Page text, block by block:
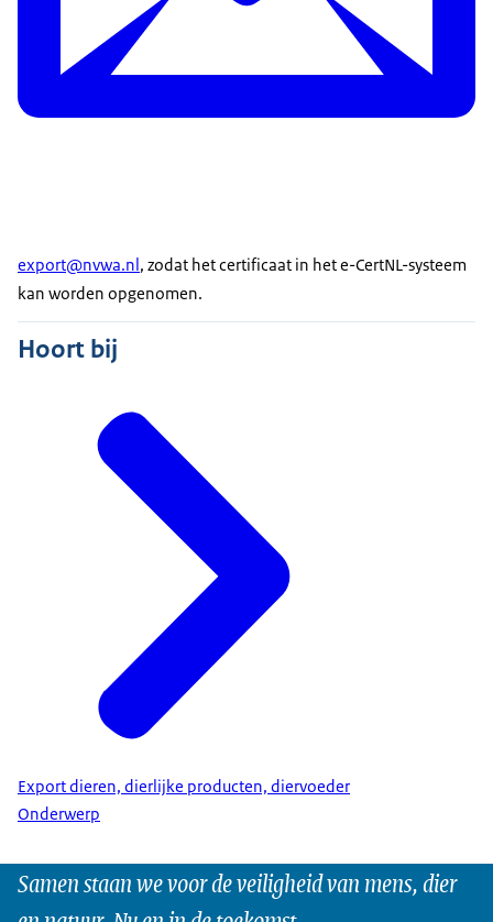
export@nvwa.nl , zodat het certificaat in het e-CertNL-systeem
kan worden opgenomen.
Hoort bij
Export dieren, dierlijke producten, diervoeder
Onderwerp
Samen staan we voor de veiligheid van mens, dier